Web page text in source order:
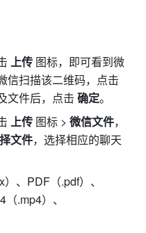
上传 图标，即可看到微
文件后，点击 确定。
上传 图标 > 微信文件，
文件，选择相应的聊天
、PDF（.pdf）、
.mp4）、